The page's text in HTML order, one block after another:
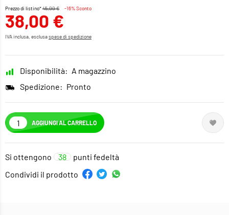
Prezzo di listino*45,00 € -16% Sconto
38,00 €
IVA inclusa, esclusaspese di spedizione
Disponibilità: A magazzino
Spedizione: Pronto
AGGIUNGI AL CARRELLO
Si ottengono 38
punti fedeltà
Condividi il prodotto